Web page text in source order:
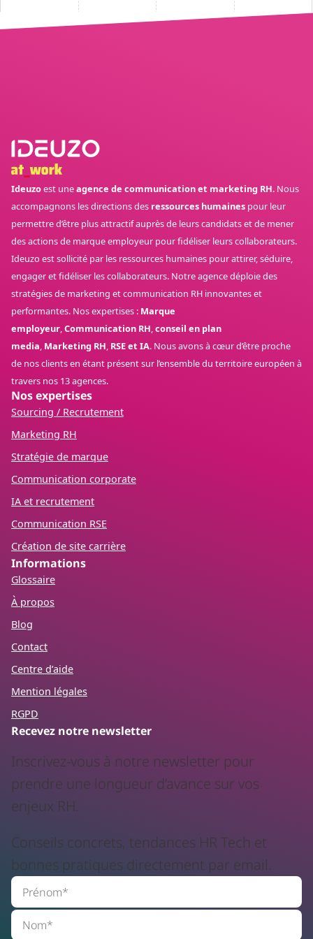
Ideuzoest uneagence de communication et marketing RH. Nous
accompagnons les directions des ressources humaines pour leur
permettre d’être plus attractif auprès de leurs candidats et de mener
des actions de marque employeur pour fidéliser leurs collaborateurs.
Ideuzo est sollicité par les ressources humaines pour attirer, séduire,
engager et fidéliser les collaborateurs. Notre agence déploie des
stratégies de marketing et communication RH innovantes et
performantes. Nos expertises : Marque
employeur,Communication RH,conseil en plan
media, Marketing RH, RSE et IA. Nous avons à cœur d’être proche
de nos clients en étant présent sur l’ensemble du territoire européen à
travers nos 13 agences.
Nos expertises
Sourcing / Recrutement
Marketing RH
Stratégie de marque
Communication corporate
IA et recrutement
Communication RSE
Création de site carrière
Informations
Glossaire
À propos
Blog
Contact
Centre d’aide
Mention légales
RGPD
Recevez notre newsletter
Inscrivez-vous à notre newsletter pour
prendre une longueur d’avance sur vos
enjeux RH.
Conseils concrets, tendances HR Tech et
bonnes pratiques directement par email.